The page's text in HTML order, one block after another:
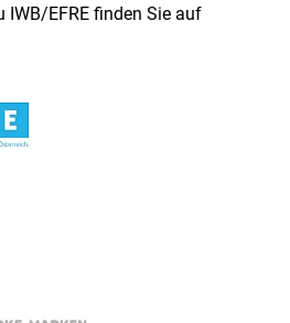
IWB/EFRE finden Sie auf